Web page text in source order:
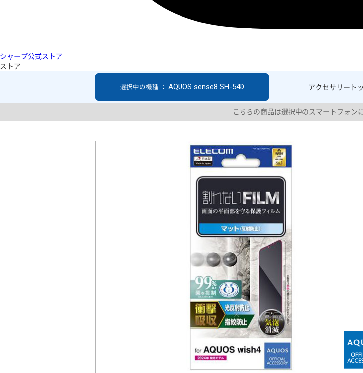
シャープ公式ストア
ストア
アクセサリー ト
選択中の機種 ： AQUOS sense8 SH-54D
こちらの商品は選択中のスマートフォン